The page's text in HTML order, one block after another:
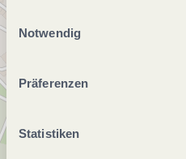
jederzeit widerrufen werden.
ablehnen" kann es zu
Einwilligungsauswahl
Notwendig
Präferenzen
Statistiken